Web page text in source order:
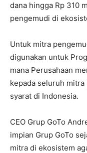
dana hingga Rp 310
pengemudi di
Untuk mitra
digunakan untuk
mana Perusahaan
kepada seluruh
syarat di Indonesia.
CEO Grup GoTo
impian Grup GoTo
mitra di ekosistem